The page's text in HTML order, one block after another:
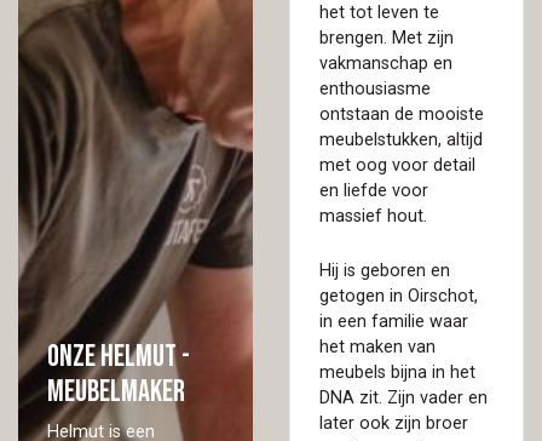
Onze Helmut -
Meubelmaker
Helmut is een
het tot leven te
brengen. Met zijn
vakmanschap en
enthousiasme
ontstaan de mooiste
meubelstukken, altijd
met oog voor detail
en liefde voor
massief hout.
Hij is geboren en
getogen in Oirschot,
in een familie waar
het maken van
meubels bijna in het
DNA zit. Zijn vader en
later ook zijn broer